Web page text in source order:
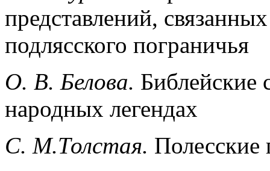
представлений,
подлясского пограничья
О. В. Белова. Библейские
народных легендах
С. М.Толстая. Полесские